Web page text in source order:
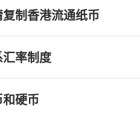
复制香港流通纸币
汇率制度
硬币